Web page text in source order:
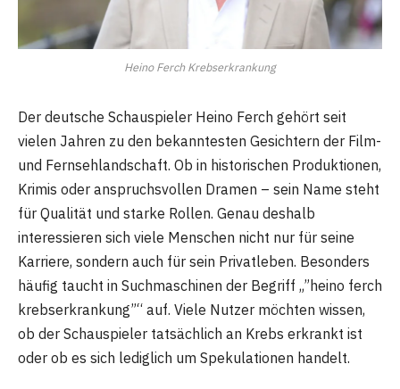
Heino Ferch Krebserkrankung
Der deutsche Schauspieler Heino Ferch gehört seit
vielen Jahren zu den bekanntesten Gesichtern der Film-
und Fernsehlandschaft. Ob in historischen Produktionen,
Krimis oder anspruchsvollen Dramen – sein Name steht
für Qualität und starke Rollen. Genau deshalb
interessieren sich viele Menschen nicht nur für seine
Karriere, sondern auch für sein Privatleben. Besonders
häufig taucht in Suchmaschinen der Begriff „”heino ferch
krebserkrankung”“ auf. Viele Nutzer möchten wissen,
ob der Schauspieler tatsächlich an Krebs erkrankt ist
oder ob es sich lediglich um Spekulationen handelt.